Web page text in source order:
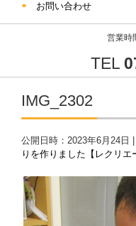
お問い合わせ
営業時
TEL
IMG_2302
公開日時： 2023年6月24日
りを作りました【レクリエ